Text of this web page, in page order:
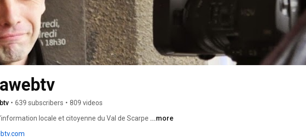
• 639 subscribers • 809 videos
locale et citoyenne du Val de Scarpe ...more